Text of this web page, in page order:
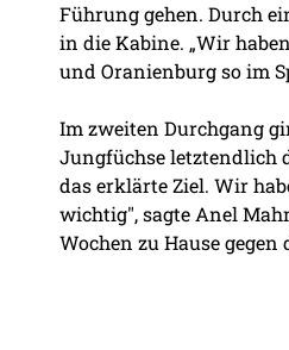
Führung gehen. Durch
in die Kabine. „Wir
und Oranienburg so im
Im zweiten Durchgang
Jungfüchse letztendlich
das erklärte Ziel. Wir
wichtig", sagte Anel
Wochen zu Hause